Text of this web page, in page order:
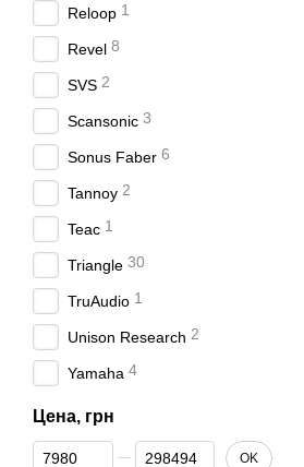
Reloop 1
Revel 8
SVS 2
Scansonic 3
Sonus Faber 6
Tannoy 2
Teac 1
Triangle 30
TruAudio 1
Unison Research 2
Yamaha 4
Цена, грн
От Цена, грн
До Цена, грн OK